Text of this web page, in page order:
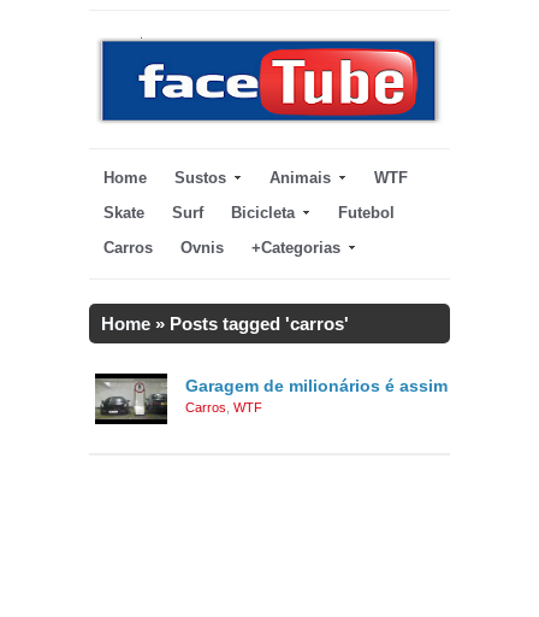
Home Sustos Animais
WTF
Skate
Surf Bicicleta
Futebol
Carros
Ovnis +Categorias
Home » Posts tagged 'carros'
Garagem de milionários é assim
Carros WTF